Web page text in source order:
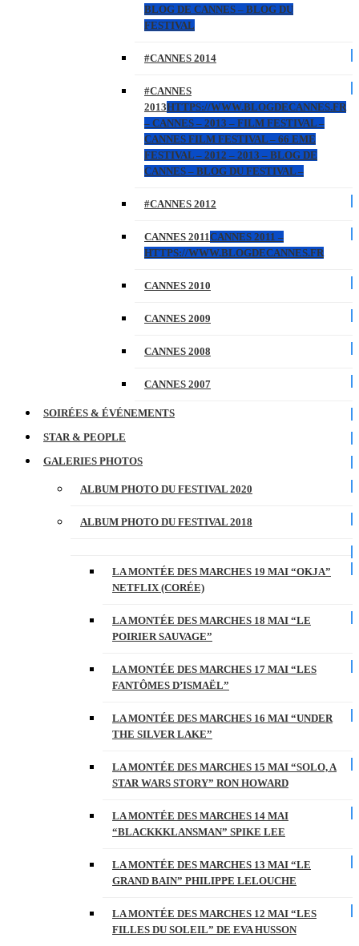
BLOG DE CANNES – BLOG DU
FESTIVAL
#CANNES 2014
#CANNES
2013HTTPS://WWW.BLOGDECANNES.FR
– CANNES – 2013 – FILM FESTIVAL –
CANNES FILM FESTIVAL – 66 EME
FESTIVAL – 2012 – 2013 – BLOG DE
CANNES – BLOG DU FESTIVAL –
#CANNES 2012
CANNES 2011CANNES 2011 –
HTTPS://WWW.BLOGDECANNES.FR
CANNES 2010
CANNES 2009
CANNES 2008
CANNES 2007
SOIRÉES & ÉVÉNEMENTS
STAR & PEOPLE
GALERIES PHOTOS
ALBUM PHOTO DU FESTIVAL 2020
ALBUM PHOTO DU FESTIVAL 2018
LA MONTÉE DES MARCHES 19 MAI “OKJA”
NETFLIX (CORÉE)
LA MONTÉE DES MARCHES 18 MAI “LE
POIRIER SAUVAGE”
LA MONTÉE DES MARCHES 17 MAI “LES
FANTÔMES D’ISMAËL”
LA MONTÉE DES MARCHES 16 MAI “UNDER
THE SILVER LAKE”
LA MONTÉE DES MARCHES 15 MAI “SOLO, A
STAR WARS STORY” RON HOWARD
LA MONTÉE DES MARCHES 14 MAI
“BLACKKKLANSMAN” SPIKE LEE
LA MONTÉE DES MARCHES 13 MAI “LE
GRAND BAIN” PHILIPPE LELOUCHE
LA MONTÉE DES MARCHES 12 MAI “LES
FILLES DU SOLEIL” DE EVA HUSSON